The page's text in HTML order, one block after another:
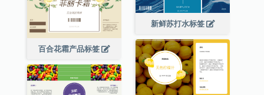
新鲜苏打水标签
百合花霜产品标签